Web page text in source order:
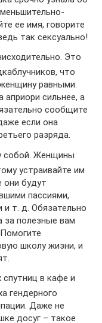
ее имя, говорите
так сексуально!
Это
что
равными.
сильнее, а
сообщите
если она
разряда.
собой. Женщины
устраивайте им
они будут
пассиями,
и т. д. Обязательно
за полезные вам
Помогите
школу жизни, и
спутниц в кафе и
гендерного
Даже не
досуг – такое